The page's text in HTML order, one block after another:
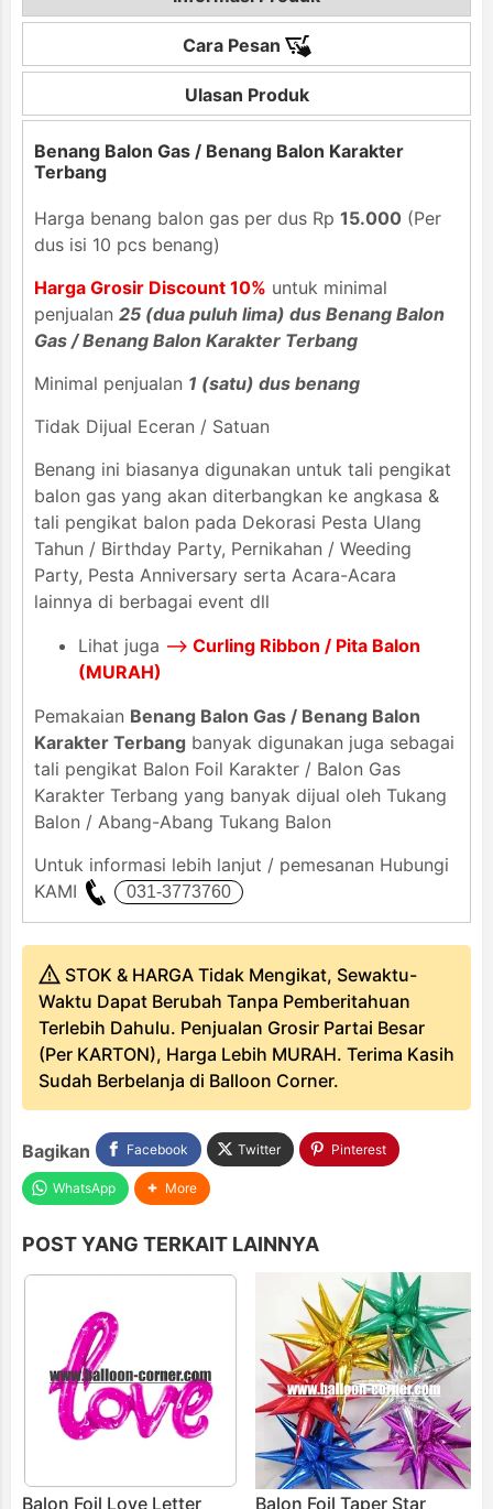
Benang Balon Gas / Benang Balon Karakter
Terbang
Harga benang balon gas per dus Rp 15.000 (Per
dus isi 10 pcs benang)
Harga Grosir Discount 10% untuk minimal
penjualan 25 (dua puluh lima) dus Benang Balon
Gas / Benang Balon Karakter Terbang
Minimal penjualan 1 (satu) dus benang
Tidak Dijual Eceran / Satuan
Benang ini biasanya digunakan untuk tali pengikat
balon gas yang akan diterbangkan ke angkasa &
tali pengikat balon pada Dekorasi Pesta Ulang
Tahun / Birthday Party, Pernikahan / Weeding
Party, Pesta Anniversary serta Acara-Acara
lainnya di berbagai event dll
Lihat juga --> Curling Ribbon / Pita Balon
(MURAH)
Pemakaian Benang Balon Gas / Benang Balon
Karakter Terbang banyak digunakan juga sebagai
tali pengikat Balon Foil Karakter / Balon Gas
Karakter Terbang yang banyak dijual oleh Tukang
Balon / Abang-Abang Tukang Balon
Untuk informasi lebih lanjut / pemesanan Hubungi
KAMI
Cara Pesan
Ulasan Produk
STOK & HARGA Tidak Mengikat, Sewaktu-
Waktu Dapat Berubah Tanpa Pemberitahuan
Terlebih Dahulu. Penjualan Grosir Partai Besar
(Per KARTON), Harga Lebih MURAH. Terima Kasih
Sudah Berbelanja di Balloon Corner.
Bagikan Facebook Twitter Pinterest
WhatsApp More
POST YANG TERKAIT LAINNYA
Balon Foil Love Letter Balon Foil Taper Star